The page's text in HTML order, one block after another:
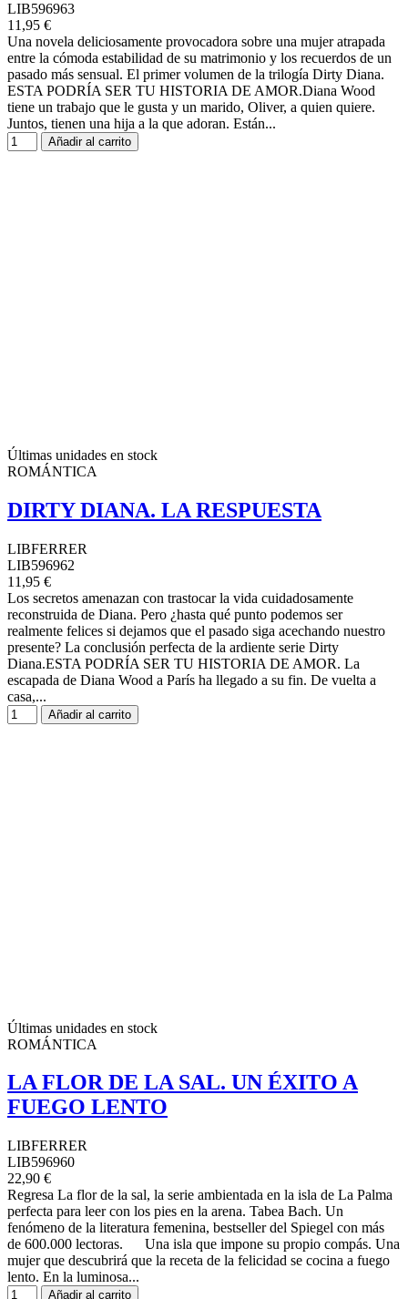
LIB596963
11,95 €
Una novela deliciosamente provocadora sobre una mujer atrapada
entre la cómoda estabilidad de su matrimonio y los recuerdos de un
pasado más sensual. El primer volumen de la trilogía Dirty Diana.
ESTA PODRÍA SER TU HISTORIA DE AMOR.Diana Wood
tiene un trabajo que le gusta y un marido, Oliver, a quien quiere.
Juntos, tienen una hija a la que adoran. Están...
Añadir al carrito
Últimas unidades en stock
ROMÁNTICA
DIRTY DIANA. LA RESPUESTA
LIBFERRER
LIB596962
11,95 €
Los secretos amenazan con trastocar la vida cuidadosamente
reconstruida de Diana. Pero ¿hasta qué punto podemos ser
realmente felices si dejamos que el pasado siga acechando nuestro
presente? La conclusión perfecta de la ardiente serie Dirty
Diana.ESTA PODRÍA SER TU HISTORIA DE AMOR. La
escapada de Diana Wood a París ha llegado a su fin. De vuelta a
casa,...
Añadir al carrito
Últimas unidades en stock
ROMÁNTICA
LA FLOR DE LA SAL. UN ÉXITO A
FUEGO LENTO
LIBFERRER
LIB596960
22,90 €
Regresa La flor de la sal, la serie ambientada en la isla de La Palma
perfecta para leer con los pies en la arena. Tabea Bach. Un
fenómeno de la literatura femenina, bestseller del Spiegel con más
de 600.000 lectoras. Una isla que impone su propio compás. Una
mujer que descubrirá que la receta de la felicidad se cocina a fuego
lento. En la luminosa...
Añadir al carrito